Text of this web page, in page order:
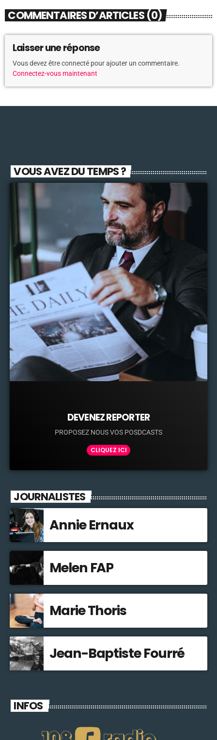
COMMENTAIRES D’ARTICLES (0)
Laisser une réponse
Vous devez être connecté pour ajouter un commentaire.
Connectez-vous maintenant
VOUS AVEZ DU TEMPS ?
DEVENEZ REPORTER
PROPOSEZ NOUS VOS POSDCASTS
CLIQUEZ ICI
JOURNALISTES
Annie Ernaux
Melen FAP
Marie Thoris
Jean-Baptiste Fourré
INFOS